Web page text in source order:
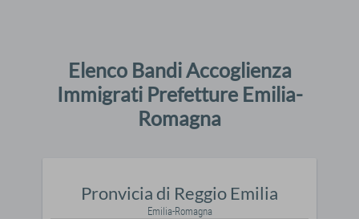
Elenco Bandi Accoglienza
Immigrati Prefetture Emilia-
Romagna
Pronvicia di Reggio Emilia
Emilia-Romagna